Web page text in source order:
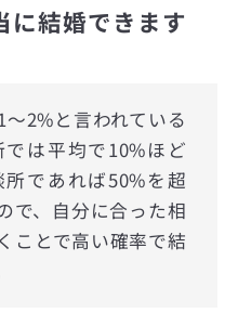
に結婚できます
2%と言われている
は平均で10%ほど
であれば50%を超
で、自分に合った相
ことで高い確率で結